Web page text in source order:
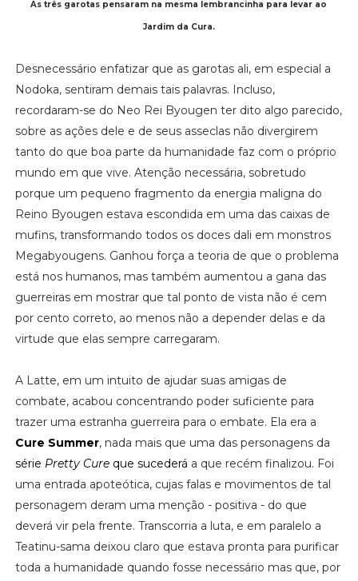
As três garotas pensaram na mesma lembrancinha para levar ao
Jardim da Cura.
Desnecessário enfatizar que as garotas ali, em especial a
Nodoka, sentiram demais tais palavras. Incluso,
recordaram-se do Neo Rei Byougen ter dito algo parecido,
sobre as ações dele e de seus asseclas não divergirem
tanto do que boa parte da humanidade faz com o próprio
mundo em que vive. Atenção necessária, sobretudo
porque um pequeno fragmento da energia maligna do
Reino Byougen estava escondida em uma das caixas de
mufins, transformando todos os doces dali em monstros
Megabyougens. Ganhou força a teoria de que o problema
está nos humanos, mas também aumentou a gana das
guerreiras em mostrar que tal ponto de vista não é cem
por cento correto, ao menos não a depender delas e da
virtude que elas sempre carregaram.
A Latte, em um intuito de ajudar suas amigas de
combate, acabou concentrando poder suficiente para
trazer uma estranha guerreira para o embate. Ela era a
Cure Summer, nada mais que uma das personagens da
série Pretty Cureque sucederá a que recém finalizou. Foi
uma entrada apoteótica, cujas falas e movimentos de tal
personagem deram uma menção - positiva - do que
deverá vir pela frente. Transcorria a luta, e em paralelo a
Teatinu-sama deixou claro que estava pronta para purificar
toda a humanidade quando fosse necessário mas que, por